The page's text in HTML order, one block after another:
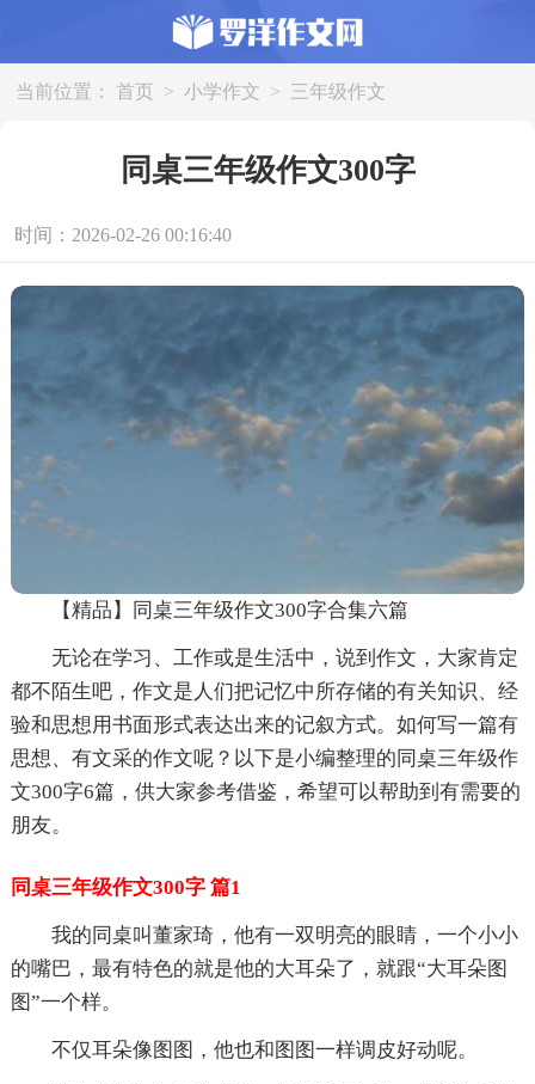
当前位置： 首页 > 小学作文 > 三年级作文
同桌三年级作文300字
时间：2026-02-26 00:16:40
【精品】同桌三年级作文300字合集六篇
无论在学习、工作或是生活中，说到作文，大家肯定
都不陌生吧，作文是人们把记忆中所存储的有关知识、经
验和思想用书面形式表达出来的记叙方式。如何写一篇有
思想、有文采的作文呢？以下是小编整理的同桌三年级作
文300字6篇，供大家参考借鉴，希望可以帮助到有需要的
朋友。
同桌三年级作文300字 篇1
我的同桌叫董家琦，他有一双明亮的眼睛，一个小小
的嘴巴，最有特色的就是他的大耳朵了，就跟“大耳朵图
图”一个样。
不仅耳朵像图图，他也和图图一样调皮好动呢。